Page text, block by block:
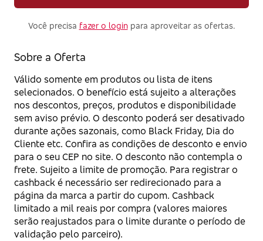
Você precisa fazer o loginpara aproveitar as ofertas.
Sobre a Oferta
Válido somente em produtos ou lista de itens
selecionados. O benefício está sujeito a alterações
nos descontos, preços, produtos e disponibilidade
sem aviso prévio. O desconto poderá ser desativado
durante ações sazonais, como Black Friday, Dia do
Cliente etc. Confira as condições de desconto e envio
para o seu CEP no site. O desconto não contempla o
frete. Sujeito a limite de promoção. Para registrar o
cashback é necessário ser redirecionado para a
página da marca a partir do cupom. Cashback
limitado a mil reais por compra (valores maiores
serão reajustados para o limite durante o período de
validação pelo parceiro).